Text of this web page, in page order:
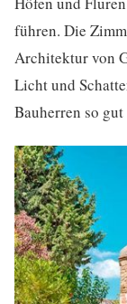
führen. Die
Architektur von
Licht und
Bauherren so